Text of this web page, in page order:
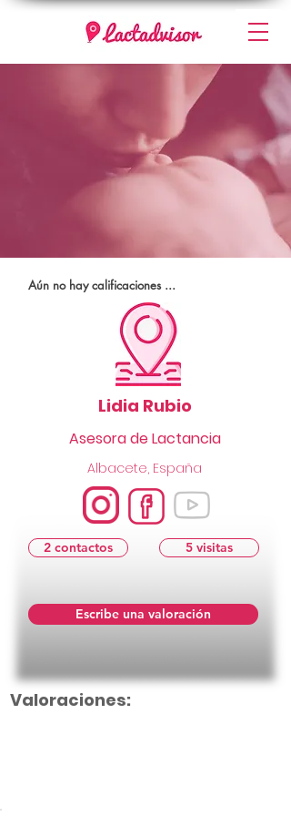
Aún no hay calificaciones ...
Lidia Rubio
Asesora de Lactancia
Albacete, España
2 contactos 5 visitas
Escribe una valoración
Valoraciones: